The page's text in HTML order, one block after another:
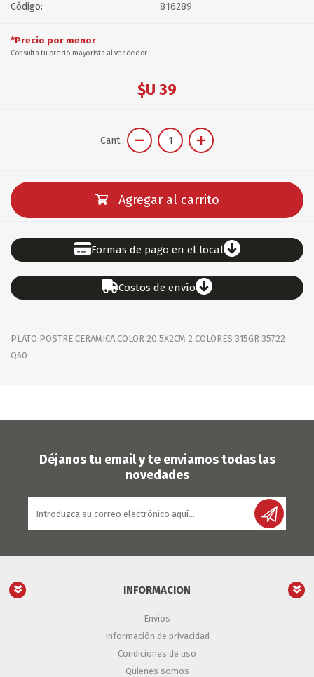
Código: 816289
*Precio por menor
Consulta tu precio mayorista al vendedor
$U 39
Cant.:
Agregar al carrito
Formas de pago en el local
Costos de envío
PLATO POSTRE CERAMICA COLOR 20.5X2CM 2 COLORES 315GR 35722
Q60
Déjanos tu email y te enviamos todas las
novedades
INFORMACION
Envíos
Información de privacidad
Condiciones de uso
Quienes somos